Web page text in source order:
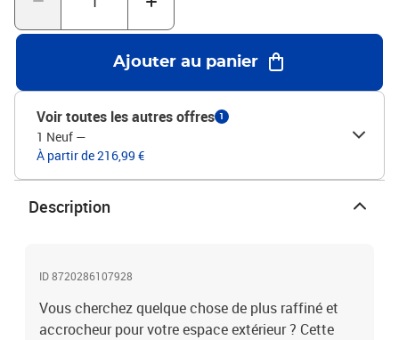
Ajouter au panier
Voir toutes les autres offres 1
1 Neuf —
À partir de 216,99 €
Description
ID 8720286107928
Vous cherchez quelque chose de plus raffiné et
accrocheur pour votre espace extérieur ? Cette